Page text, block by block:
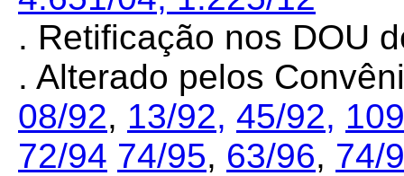
. Retificação nos DOU
. Alterado pelos
08/92, 13/92, 45/92,
72/94 74/95, 63/96, 74/